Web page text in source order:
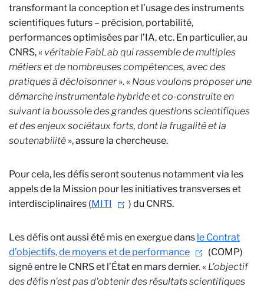
transformant la conception et l’usage des instruments
scientifiques futurs – précision, portabilité,
performances optimisées par l’IA, etc. En particulier, au
CNRS, « véritable FabLab qui rassemble de multiples
métiers et de nombreuses compétences, avec des
pratiques à décloisonner ». « Nous voulons proposer une
démarche instrumentale hybride et co-construite en
suivant la boussole des grandes questions scientifiques
et des enjeux sociétaux forts, dont la frugalité et la
soutenabilité », assure la chercheuse.
Pour cela, les défis seront soutenus notamment via les
appels de la Mission pour les initiatives transverses et
interdisciplinaires (MITI ) du CNRS.
Les défis ont aussi été mis en exergue dans le Contrat
d’objectifs, de moyens et de performance
(COMP)
signé entre le CNRS et l’État en mars dernier. « L'objectif
des défis n'est pas d'obtenir des résultats scientifiques